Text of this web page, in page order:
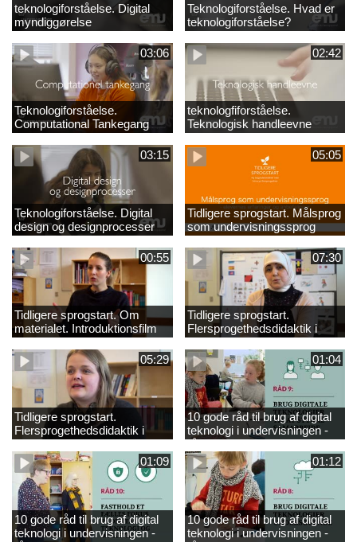
teknologiforståelse. Digital
myndiggørelse
Teknologiforståelse. Hvad er
teknologiforståelse?
03:06
Teknologiforståelse.
Computational Tankegang
02:42
teknologfiforståelse.
Teknologisk handleevne
03:15
Teknologiforståelse. Digital
design og designprocesser
05:05
Tidligere sprogstart. Målsprog
som undervisningssprog
00:55
Tidligere sprogstart. Om
materialet. Introduktionsfilm
07:30
Tidligere sprogstart.
Flersprogethedsdidaktik i
fransk og tysk
05:29
Tidligere sprogstart.
Flersprogethedsdidaktik i
engelsk
01:04
10 gode råd til brug af digital
teknologi i undervisningen -
råd 9
01:09
10 gode råd til brug af digital
teknologi i undervisningen -
råd 10
01:12
10 gode råd til brug af digital
teknologi i undervisningen -
råd 8